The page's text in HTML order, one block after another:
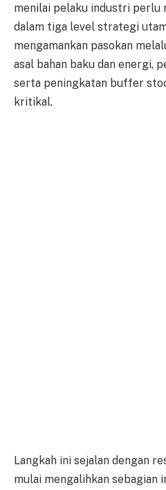
menilai pelaku industri perlu
dalam tiga level strategi
mengamankan pasokan
asal bahan baku dan energi,
serta peningkatan buffer
kritikal.
Langkah ini sejalan dengan
mulai mengalihkan sebagian